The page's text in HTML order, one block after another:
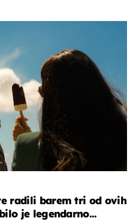
radili barem tri od ovih
je legendarno...